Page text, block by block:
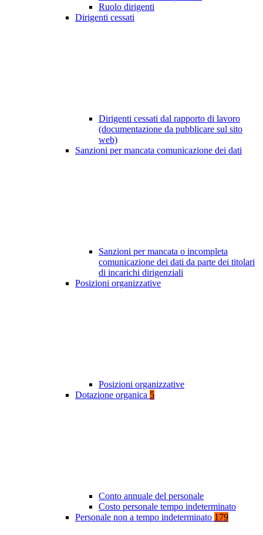
Ruolo dirigenti
Dirigenti cessati
Dirigenti cessati dal rapporto di lavoro
(documentazione da pubblicare sul sito
web)
Sanzioni per mancata comunicazione dei dati
Sanzioni per mancata o incompleta
comunicazione dei dati da parte dei titolari
di incarichi dirigenziali
Posizioni organizzative
Posizioni organizzative
Dotazione organica 5
Conto annuale del personale
Costo personale tempo indeterminato
Personale non a tempo indeterminato 179